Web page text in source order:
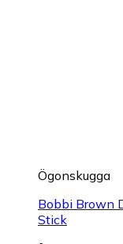
Ögonskugga
Bobbi Brown
Stick